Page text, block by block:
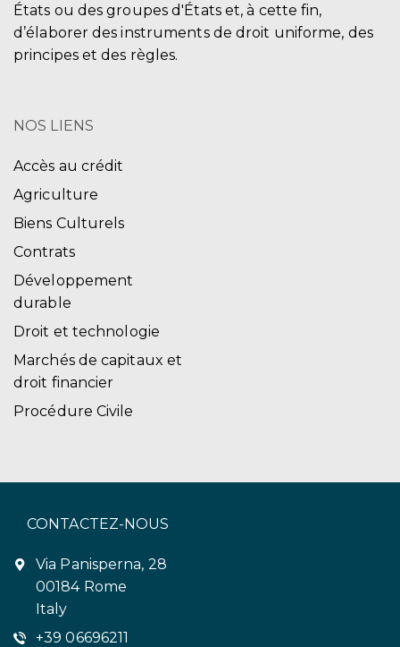
États ou des groupes d'États et, à cette fin,
d’élaborer des instruments de droit uniforme, des
principes et des règles.
NOS LIENS
Accès au crédit
Agriculture
Biens Culturels
Contrats
Développement
durable
Droit et technologie
Marchés de capitaux et
droit financier
Procédure Civile
CONTACTEZ-NOUS
Via Panisperna, 28
00184 Rome
Italy
+39 06696211